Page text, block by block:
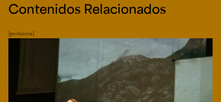
Contenidos Relacionados
profesora